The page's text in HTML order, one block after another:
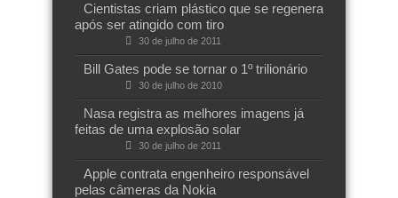
Cientistas criam plástico que se regenera
após ser atingido com tiro
30 de julho de 2011
Bill Gates pode se tornar o 1º trilionário
30 de julho de 2010
Nasa registra as melhores imagens já
feitas de uma explosão solar
30 de julho de 2011
Apple contrata engenheiro responsável
pelas câmeras da Nokia